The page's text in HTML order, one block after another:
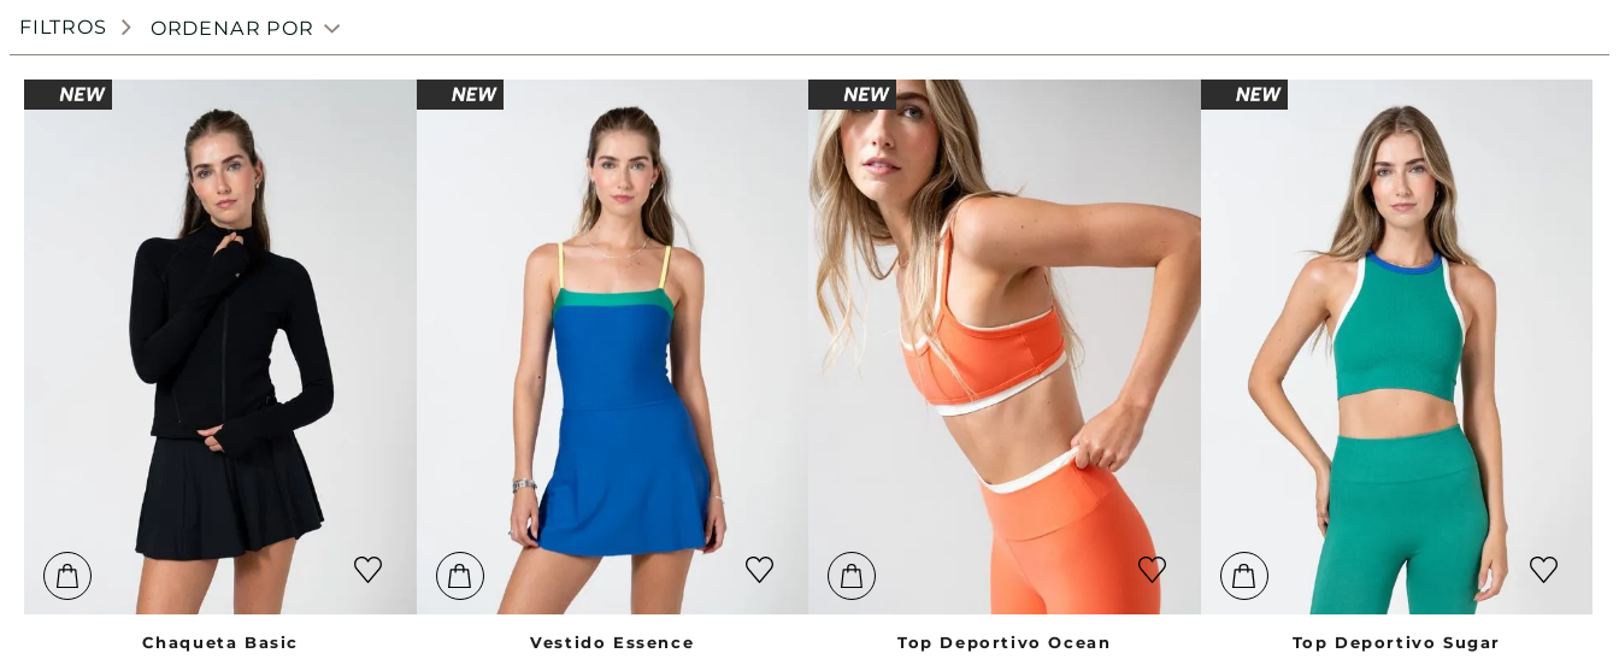
FILTROS ORDENAR POR
Chaqueta Basic
Vestido Essence
Top Deportivo Ocean
Top Deportivo Sugar